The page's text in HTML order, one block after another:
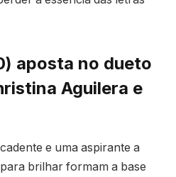
aposta no dueto
Aguilera e
e uma aspirante a
brilhar formam a base